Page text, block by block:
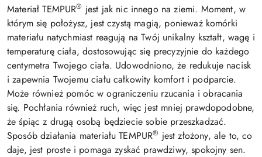
Materiał TEMPUR® jest jak nic innego na ziemi. Moment, w
którym się położysz, jest czystą magią, ponieważ komórki
materiału natychmiast reagują na Twój unikalny kształt, wagę i
temperaturę ciała, dostosowując się precyzyjnie do każdego
centymetra Twojego ciała. Udowodniono, że redukuje nacisk
i zapewnia Twojemu ciału całkowity komfort i podparcie.
Może również pomóc w ograniczeniu rzucania i obracania
się. Pochłania również ruch, więc jest mniej prawdopodobne,
że śpiąc z drugą osobą będziecie sobie przeszkadzać.
Sposób działania materiału TEMPUR® jest złożony, ale to, co
daje, jest proste i pomaga zyskać prawdziwy, spokojny sen.